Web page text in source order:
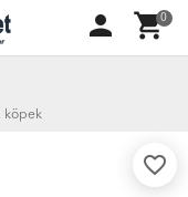
person shopping_cart0
köpek
favorite_border